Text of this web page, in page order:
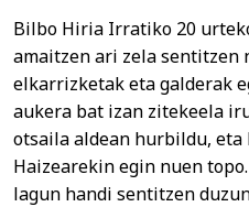
Bilbo Hiria Irratiko 20
amaitzen ari zela sentitzen
elkarrizketak eta galderak
aukera bat izan zitekeela
otsaila aldean hurbildu, eta
Haizearekin egin nuen
lagun handi sentitzen